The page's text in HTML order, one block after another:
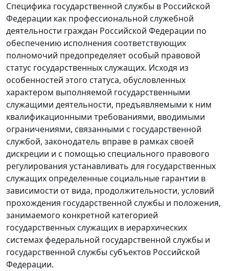
Специфика государственной службы в Российской
Федерации как профессиональной служебной
деятельности граждан Российской Федерации по
обеспечению исполнения соответствующих
полномочий предопределяет особый правовой
статус государственных служащих. Исходя из
особенностей этого статуса, обусловленных
характером выполняемой государственными
служащими деятельности, предъявляемыми к ним
квалификационными требованиями, вводимыми
ограничениями, связанными с государственной
службой, законодатель вправе в рамках своей
дискреции и с помощью специального правового
регулирования устанавливать для государственных
служащих определенные социальные гарантии в
зависимости от вида, продолжительности, условий
прохождения государственной службы и положения,
занимаемого конкретной категорией
государственных служащих в иерархических
системах федеральной государственной службы и
государственной службы субъектов Российской
Федерации.